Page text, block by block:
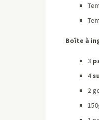
Boîte à
3
4
2